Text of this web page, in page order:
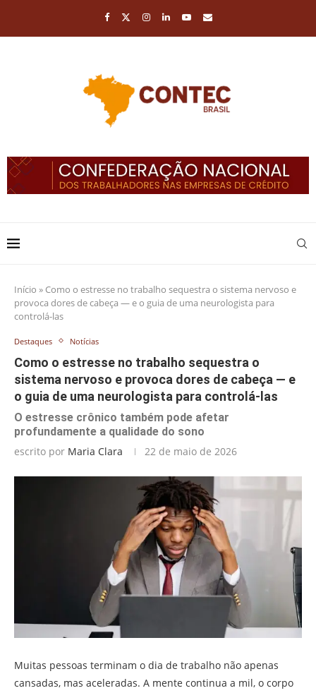
Início » Como o estresse no trabalho sequestra o sistema nervoso e
provoca dores de cabeça — e o guia de uma neurologista para
controlá-las
Destaques Notícias
Como o estresse no trabalho sequestra o
sistema nervoso e provoca dores de cabeça — e
o guia de uma neurologista para controlá-las
O estresse crônico também pode afetar
profundamente a qualidade do sono
escrito por Maria Clara 22 de maio de 2026
Muitas pessoas terminam o dia de trabalho não apenas
cansadas, mas aceleradas. A mente continua a mil, o corpo